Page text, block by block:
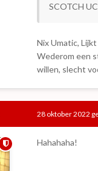
SCOTCH
Nix Umatic,
Wederom een
willen, slecht
28 oktober 2022
Hahahaha!